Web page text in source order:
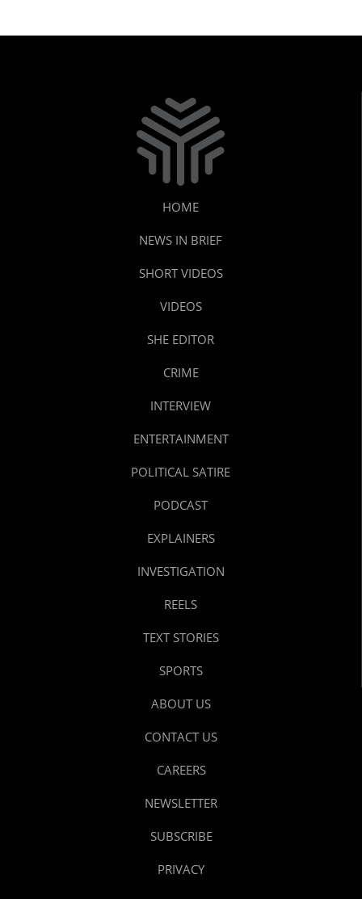
HOME
NEWS IN BRIEF
SHORT VIDEOS
VIDEOS
SHE EDITOR
CRIME
INTERVIEW
ENTERTAINMENT
POLITICAL SATIRE
PODCAST
EXPLAINERS
INVESTIGATION
REELS
TEXT STORIES
SPORTS
ABOUT US
CONTACT US
CAREERS
NEWSLETTER
SUBSCRIBE
PRIVACY